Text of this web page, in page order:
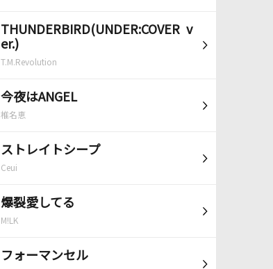
THUNDERBIRD(UNDER:COVER v
er.)
T.M.Revolution
今夜はANGEL
椎名恵
ストレイトシープ
Ceui
爆裂愛してる
M!LK
フォーマンセル